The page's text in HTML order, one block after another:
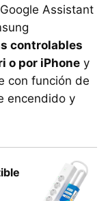
Assistant
controlables
o por iPhone y
con función de
encendido y